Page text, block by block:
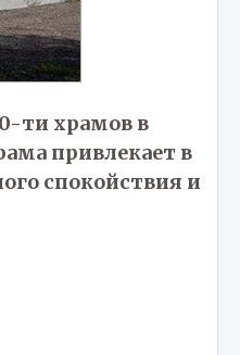
ти храмов в
привлекает в
спокойствия и